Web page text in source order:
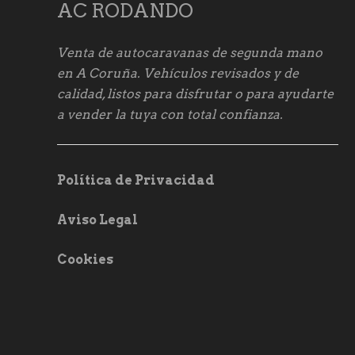
AC RODANDO
Venta de autocaravanas de segunda mano
en A Coruña. Vehículos revisados y de
calidad, listos para disfrutar o para ayudarte
a vender la tuya con total confianza.
Política de Privacidad
Aviso Legal
Cookies